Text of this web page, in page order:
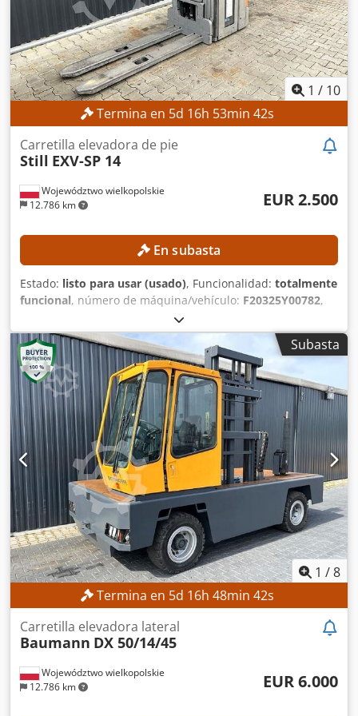
1 / 10
Termina en 5d 16h 53min 40s
Województwo wielkopolskie
12.786 km
Carretilla elevadora de pie
Still EXV-SP 14
EUR 2.500
En subasta
Estado: listo para usar (usado), Funcionalidad: totalmente
funcional, número de máquina/vehículo: F20325Y00782,
, horas de funcionamiento:
h, capacidad de carga:1.400 kg, altura de elevación:4.802
mm, ascensor libre:1.545 mm, tipo de combustible:
eléctrico, tipo de mástil:triple, Sin precio mínimo:
¡garantizamos la venta al precio más alto! DETALLES
TÉCNICOS Capacidad de carga: 1.400 kg Altura máxima de
elevación: 4.802 mm Elevación libre: 1.545 mm DETALLES
DE LA MÁQUINA Tipo de mástil: Triplex Tipo de
transmisión: Eléctrica Voltaje de la batería: 24 V Altura
total: 2.065 mm Referencia externa: SL10235SP
Cedozrgbcspfx Aigoha
Subasta
1 /8
Termina en 5d 16h 48min 40s
Województwo wielkopolskie
12.786 km
Carretilla elevadora lateral
Baumann DX 50/14/45
EUR 6.000